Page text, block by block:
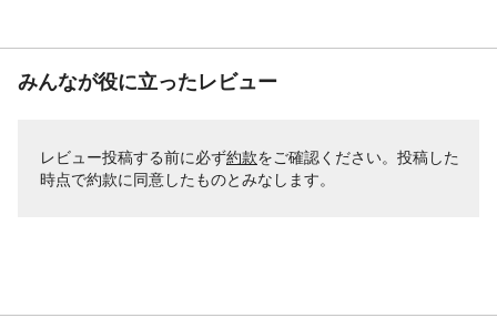
みんなが役に立ったレビュー
レビュー投稿する前に必ず約款をご確認ください。投稿した
時点で約款に同意したものとみなします。